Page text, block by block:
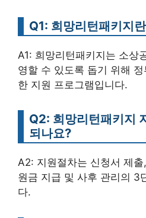
Q1: 희망리턴패키지
A1: 희망리턴패키지는 소상
영할 수 있도록 돕기 위해
한 지원 프로그램입니다.
Q2: 희망리턴패키지
되나요?
A2: 지원절차는 신청서 제
원금 지급 및 사후 관리의 3
다.